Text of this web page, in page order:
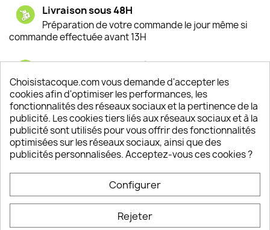
Livraison sous 48H
Préparation de votre commande le jour même si
commande effectuée avant 13H
Satisfaction de nos clients
Depuis 2009, entre 92% et 94% de nos clients
sont satisfaits de nos produits
Un SAV à votre écoute
Notre SAV est disponible 6/7J de 10h à 18H
Choisistacoque.com vous demande d'accepter les
cookies afin d'optimiser les performances, les
fonctionnalités des réseaux sociaux et la pertinence de la
publicité. Les cookies tiers liés aux réseaux sociaux et à la
publicité sont utilisés pour vous offrir des fonctionnalités
optimisées sur les réseaux sociaux, ainsi que des
publicités personnalisées. Acceptez-vous ces cookies ?
Configurer
Rejeter